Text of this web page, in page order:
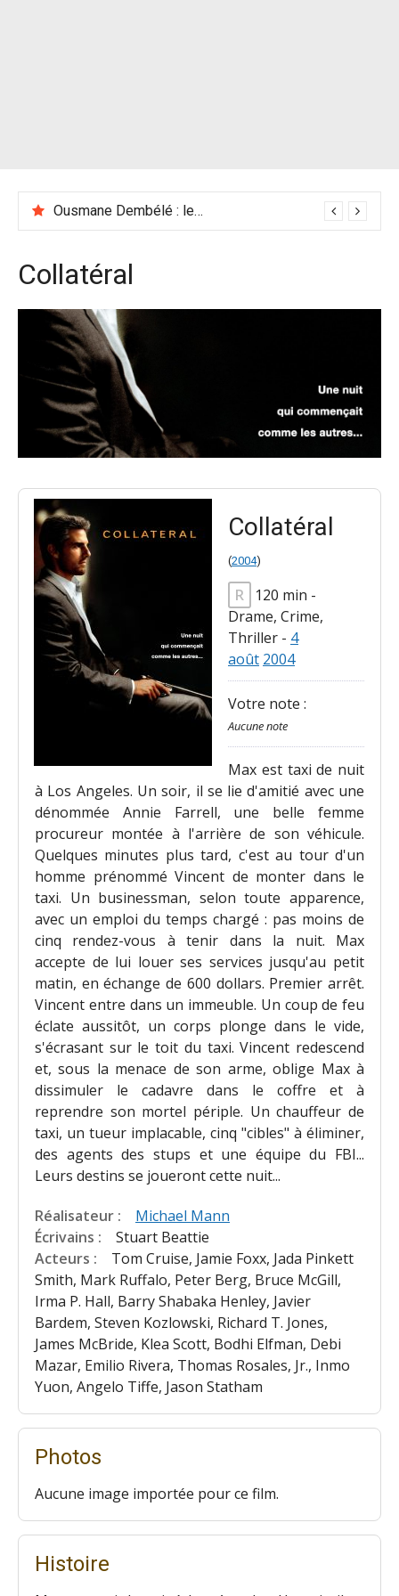
Ousmane Dembélé : les racines africaines du Ballon d’Or 2025
Collatéral
Collatéral
(2004)
R 120 min -
Drame, Crime,
Thriller - 4
août 2004
Votre note :
Aucune note
Max est taxi de nuit
à Los Angeles. Un soir, il se lie d'amitié avec une
dénommée Annie Farrell, une belle femme
procureur montée à l'arrière de son véhicule.
Quelques minutes plus tard, c'est au tour d'un
homme prénommé Vincent de monter dans le
taxi. Un businessman, selon toute apparence,
avec un emploi du temps chargé : pas moins de
cinq rendez-vous à tenir dans la nuit. Max
accepte de lui louer ses services jusqu'au petit
matin, en échange de 600 dollars. Premier arrêt.
Vincent entre dans un immeuble. Un coup de feu
éclate aussitôt, un corps plonge dans le vide,
s'écrasant sur le toit du taxi. Vincent redescend
et, sous la menace de son arme, oblige Max à
dissimuler le cadavre dans le coffre et à
reprendre son mortel périple. Un chauffeur de
taxi, un tueur implacable, cinq "cibles" à éliminer,
des agents des stups et une équipe du FBI...
Leurs destins se joueront cette nuit...
Réalisateur :
Michael Mann
Écrivains :
Stuart Beattie
Acteurs :
Tom Cruise, Jamie Foxx, Jada Pinkett
Smith, Mark Ruffalo, Peter Berg, Bruce McGill,
Irma P. Hall, Barry Shabaka Henley, Javier
Bardem, Steven Kozlowski, Richard T. Jones,
James McBride, Klea Scott, Bodhi Elfman, Debi
Mazar, Emilio Rivera, Thomas Rosales, Jr., Inmo
Yuon, Angelo Tiffe, Jason Statham
Photos
Aucune image importée pour ce film.
Histoire